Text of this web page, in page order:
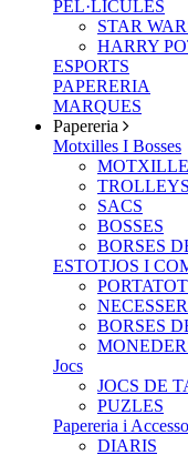
PEL·LÍCULES
STAR
HARRY
ESPORTS
PAPERERIA
MARQUES
Papereria
Motxilles I Bosses
TROLLEYS
SACS
BOSSES
BORSES
ESTOTJOS I
BORSES
Jocs
JOCS DE
PUZLES
Papereria i
DIARIS